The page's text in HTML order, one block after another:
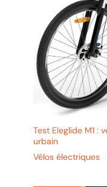
Test Eleglide M1 :
urbain
Vélos électriques